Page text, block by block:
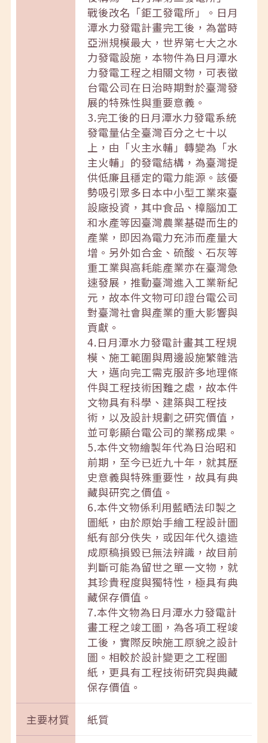
戰後改名「鉅工發電所」。日月
潭水力發電計畫完工後，為當時
亞洲規模最大，世界第七大之水
力發電設施，本物件為日月潭水
力發電工程之相關文物，可表徵
台電公司在日治時期對於臺灣發
展的特殊性與重要意義。
3.完工後的日月潭水力發電系統
發電量佔全臺灣百分之七十以
上，由「火主水輔」轉變為「水
主火輔」的發電結構，為臺灣提
供低廉且穩定的電力能源。該優
勢吸引眾多日本中小型工業來臺
設廠投資，其中食品、樟腦加工
和水產等因臺灣農業基礎而生的
產業，即因為電力充沛而產量大
增。另外如合金、硫酸、石灰等
重工業與高耗能產業亦在臺灣急
速發展，推動臺灣進入工業新紀
元，故本件文物可印證台電公司
對臺灣社會與產業的重大影響與
貢獻。
4.日月潭水力發電計畫其工程規
模、施工範圍與周邊設施繁雜浩
大，邁向完工需克服許多地理條
件與工程技術困難之處，故本件
文物具有科學、建築與工程技
術，以及設計規劃之研究價值，
並可彰顯台電公司的業務成果。
5.本件文物繪製年代為日治昭和
前期，至今已近九十年，就其歷
史意義與特殊重要性，故具有典
藏與研究之價值。
6.本件文物係利用藍晒法印製之
圖紙，由於原始手繪工程設計圖
紙有部分佚失，或因年代久遠造
成原稿損毀已無法辨識，故目前
判斷可能為留世之單一文物，就
其珍貴程度與獨特性，極具有典
藏保存價值。
7.本件文物為日月潭水力發電計
畫工程之竣工圖，為各項工程竣
工後，實際反映施工原貌之設計
圖。相較於設計變更之工程圖
紙，更具有工程技術研究與典藏
保存價值。
主要材質 紙質